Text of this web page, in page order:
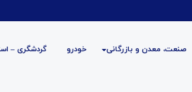
صنعت، معدن و بازرگانی خودرو گردشگری –